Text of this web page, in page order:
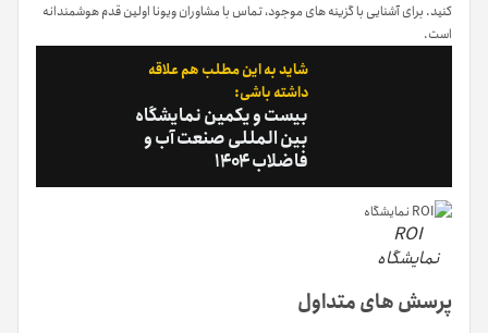
کنید. برای آشنایی با گزینه های موجود، تماس با مشاوران ویونا اولین قدم هوشمندانه
است.
شاید به این مطلب هم علاقه
داشته باشی:
بیست و یکمین نمایشگاه
بین المللی صنعت آب و
فاضلاب ۱۴۰۴
ROI
نمایشگاه
پرسش های متداول